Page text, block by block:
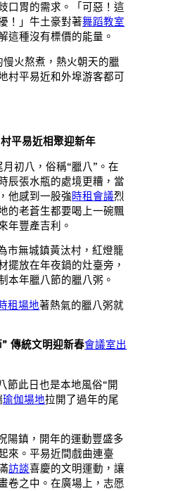
口胃的需求。「可惡！這
！」牛土豪對著舞蹈教室
這種沒有標價的能量。
火熬煮，熱火朝天的臘
村平易近和外埠游客都可
平易近相聚迎新年
初八，俗稱“臘八”。在
辰張水瓶的處境更糟，當
他感到一股強時租會議烈
的老蒼生都要喝上一碗飄
年豐產吉利。
市無城鎮黃汰村，紅燈籠
擺放在年夜鍋的灶臺旁，
本年臘八節的臘八粥。
租場地著熱氣的臘八粥就
傳統文明迎新春會議室出
節此日也是本地風俗“開
瑜伽場地拉開了過年的尾
陽鎮，開年的運動豐盛多
來。平易近間戲曲連臺
訪談喜慶的文明運動，讓
卷之中。在廣場上，志愿